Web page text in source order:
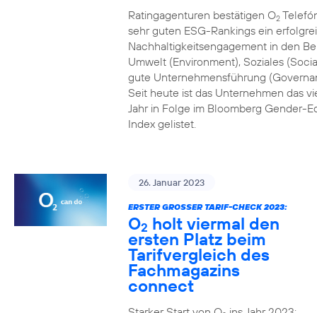
Ratingagenturen bestätigen O2
sehr guten ESG-Rankings ein
Nachhaltigkeitsengagement in den
Umwelt (Environment), Soziales
gute Unternehmensführung
Seit heute ist das Unternehmen das
Jahr in Folge im Bloomberg Gender-
Index gelistet.
26. Januar 2023
ERSTER GROSSER TARIF-CHECK 2023:
O2 holt viermal den
ersten Platz beim
Tarifvergleich des
Fachmagazins
connect